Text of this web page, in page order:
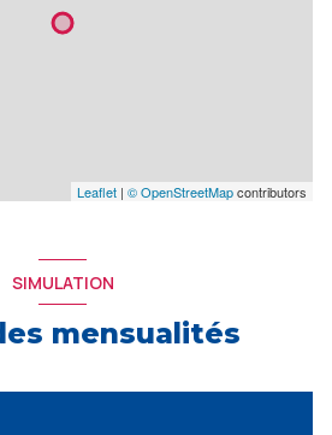
Leaflet | © OpenStreetMapcontributors
SIMULATION
mensualités